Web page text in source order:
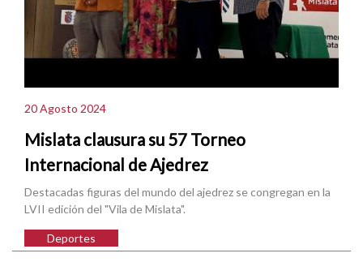
20 Agosto 2024
Mislata clausura su 57 Torneo
Internacional de Ajedrez
Destacadas figuras del mundo del ajedrez se congregan en la
LVII edición del "Vila de Mislata".
Deportes